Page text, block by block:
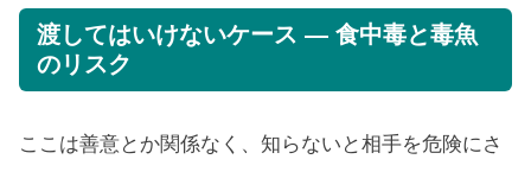
渡してはいけないケース — 食中毒と毒魚
のリスク
ここは善意とか関係なく、知らないと相手を危険にさ